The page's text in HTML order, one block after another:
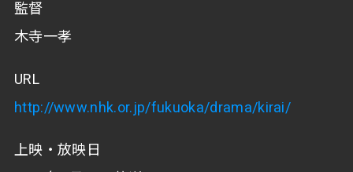
監督
木寺一孝
URL
http://www.nhk.or.jp/fukuoka/drama/kirai/
上映・放映日